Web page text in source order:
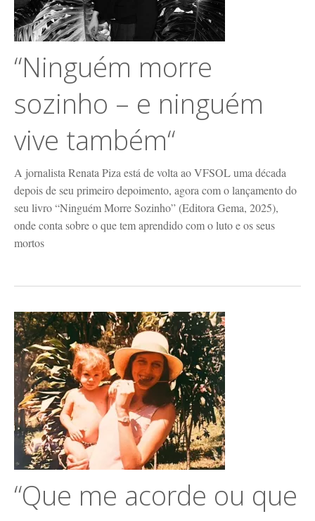
“Ninguém morre
sozinho – e ninguém
vive também“
A jornalista Renata Piza está de volta ao VFSOL uma década
depois de seu primeiro depoimento, agora com o lançamento do
seu livro “Ninguém Morre Sozinho” (Editora Gema, 2025),
onde conta sobre o que tem aprendido com o luto e os seus
mortos
“Que me acorde ou que